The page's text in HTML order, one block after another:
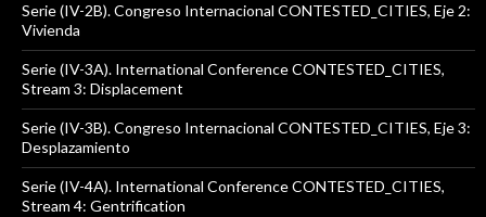
Serie (IV-2B). Congreso Internacional CONTESTED_CITIES, Eje 2:
Vivienda
Serie (IV-3A). International Conference CONTESTED_CITIES,
Stream 3: Displacement
Serie (IV-3B). Congreso Internacional CONTESTED_CITIES, Eje 3:
Desplazamiento
Serie (IV-4A). International Conference CONTESTED_CITIES,
Stream 4: Gentrification